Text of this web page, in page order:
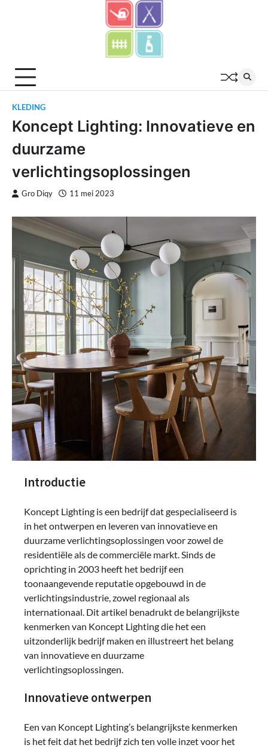
KLEDING
Koncept Lighting: Innovatieve en
duurzame
verlichtingsoplossingen
Gro Diqy 11 mei 2023
Introductie
Koncept Lighting is een bedrijf dat gespecialiseerd is
in het ontwerpen en leveren van innovatieve en
duurzame verlichtingsoplossingen voor zowel de
residentiële als de commerciële markt. Sinds de
oprichting in 2003 heeft het bedrijf een
toonaangevende reputatie opgebouwd in de
verlichtingsindustrie, zowel regionaal als
internationaal. Dit artikel benadrukt de belangrijkste
kenmerken van Koncept Lighting die het een
uitzonderlijk bedrijf maken en illustreert het belang
van innovatieve en duurzame
verlichtingsoplossingen.
Innovatieve ontwerpen
Een van Koncept Lighting’s belangrijkste kenmerken
is het feit dat het bedrijf zich ten volle inzet voor het